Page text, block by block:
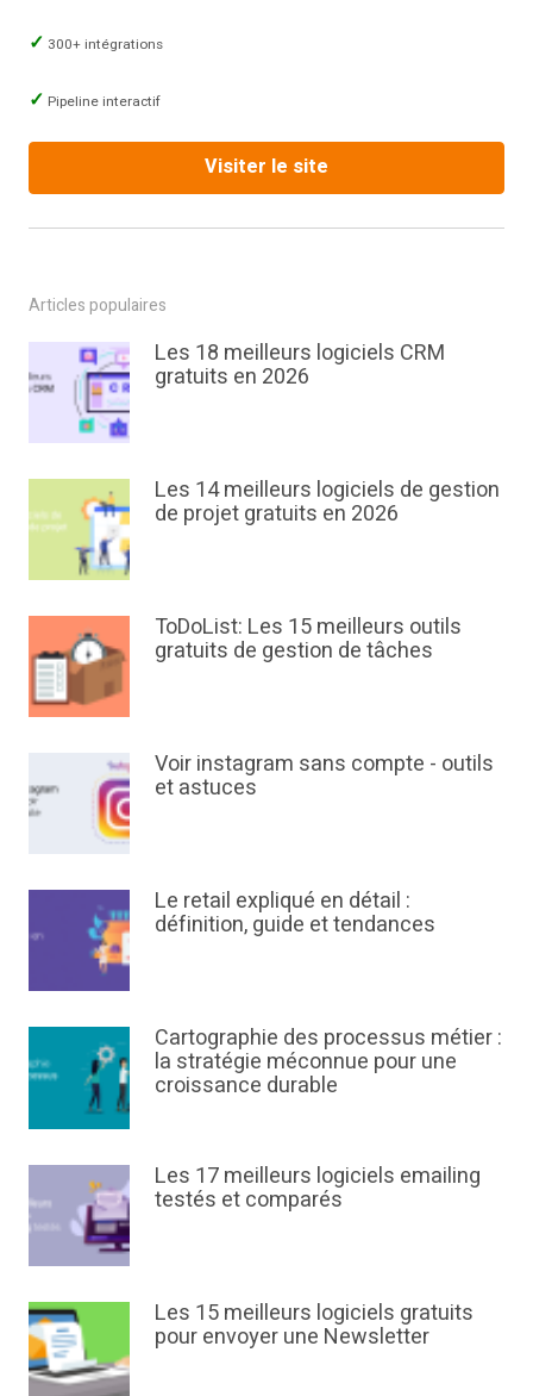
300+ intégrations
Pipeline interactif
Visiter le site
Articles populaires
Les 18 meilleurs logiciels CRM
gratuits en 2026
Les 14 meilleurs logiciels de gestion
de projet gratuits en 2026
ToDoList: Les 15 meilleurs outils
gratuits de gestion de tâches
Voir instagram sans compte - outils
et astuces
Le retail expliqué en détail :
définition, guide et tendances
Cartographie des processus métier :
la stratégie méconnue pour une
croissance durable
Les 17 meilleurs logiciels emailing
testés et comparés
Les 15 meilleurs logiciels gratuits
pour envoyer une Newsletter